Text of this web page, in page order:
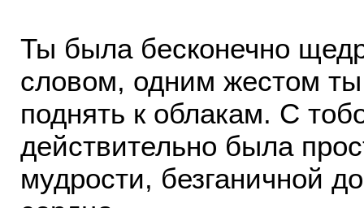
Ты была бесконечно
словом, одним жестом ты
поднять к облакам. С
действительно была
мудрости, безганичной